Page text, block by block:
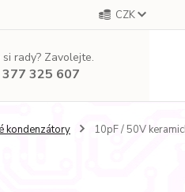
CZK
rady? Zavolejte.
325 607
kondenzátory 10pF / 50V